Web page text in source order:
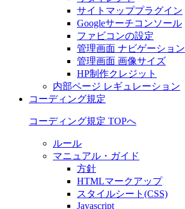
サイトマッププラグイン
Googleサーチコンソール
ファビコンの設定
管理画面 ナビゲーション
管理画面 画像サイズ
HP制作クレジット
内部ページ レギュレーション
コーディング規定
コーディング規定 TOPへ
ルール
マニュアル・ガイド
方針
HTMLマークアップ
スタイルシート(CSS)
Javascript